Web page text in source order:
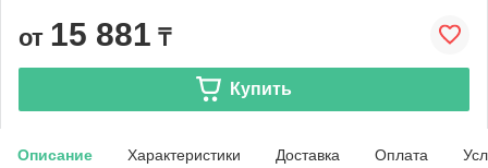
от 15 881 ₸
Купить
Описание Характеристики Доставка Оплата